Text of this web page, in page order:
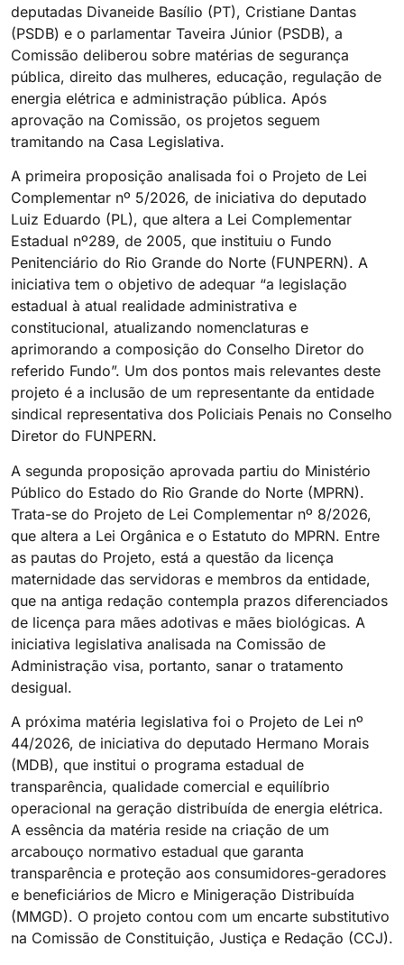
deputadas Divaneide Basílio (PT), Cristiane Dantas
(PSDB) e o parlamentar Taveira Júnior (PSDB), a
Comissão deliberou sobre matérias de segurança
pública, direito das mulheres, educação, regulação de
energia elétrica e administração pública. Após
aprovação na Comissão, os projetos seguem
tramitando na Casa Legislativa.
A primeira proposição analisada foi o Projeto de Lei
Complementar nº 5/2026, de iniciativa do deputado
Luiz Eduardo (PL), que altera a Lei Complementar
Estadual nº289, de 2005, que instituiu o Fundo
Penitenciário do Rio Grande do Norte (FUNPERN). A
iniciativa tem o objetivo de adequar “a legislação
estadual à atual realidade administrativa e
constitucional, atualizando nomenclaturas e
aprimorando a composição do Conselho Diretor do
referido Fundo”. Um dos pontos mais relevantes deste
projeto é a inclusão de um representante da entidade
sindical representativa dos Policiais Penais no Conselho
Diretor do FUNPERN.
A segunda proposição aprovada partiu do Ministério
Público do Estado do Rio Grande do Norte (MPRN).
Trata-se do Projeto de Lei Complementar nº 8/2026,
que altera a Lei Orgânica e o Estatuto do MPRN. Entre
as pautas do Projeto, está a questão da licença
maternidade das servidoras e membros da entidade,
que na antiga redação contempla prazos diferenciados
de licença para mães adotivas e mães biológicas. A
iniciativa legislativa analisada na Comissão de
Administração visa, portanto, sanar o tratamento
desigual.
A próxima matéria legislativa foi o Projeto de Lei nº
44/2026, de iniciativa do deputado Hermano Morais
(MDB), que institui o programa estadual de
transparência, qualidade comercial e equilíbrio
operacional na geração distribuída de energia elétrica.
A essência da matéria reside na criação de um
arcabouço normativo estadual que garanta
transparência e proteção aos consumidores-geradores
e beneficiários de Micro e Minigeração Distribuída
(MMGD). O projeto contou com um encarte substitutivo
na Comissão de Constituição, Justiça e Redação (CCJ).